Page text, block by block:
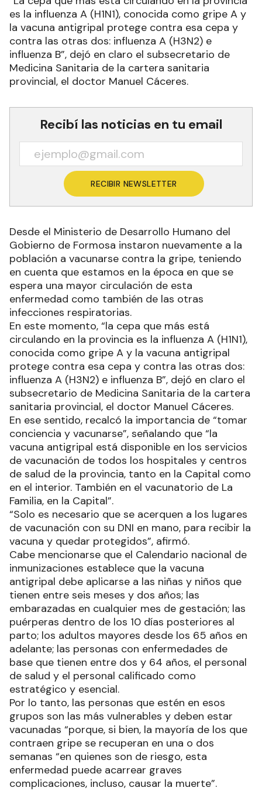
es la influenza A (H1N1), conocida como gripe A y
la vacuna antigripal protege contra esa cepa y
contra las otras dos: influenza A (H3N2) e
influenza B”, dejó en claro el subsecretario de
Medicina Sanitaria de la cartera sanitaria
provincial, el doctor Manuel Cáceres.
Recibí las noticias en tu email
RECIBIR NEWSLETTER
Desde el Ministerio de Desarrollo Humano del
Gobierno de Formosa instaron nuevamente a la
población a vacunarse contra la gripe, teniendo
en cuenta que estamos en la época en que se
espera una mayor circulación de esta
enfermedad como también de las otras
infecciones respiratorias.
En este momento, “la cepa que más está
circulando en la provincia es la influenza A (H1N1),
conocida como gripe A y la vacuna antigripal
protege contra esa cepa y contra las otras dos:
influenza A (H3N2) e influenza B”, dejó en claro el
subsecretario de Medicina Sanitaria de la cartera
sanitaria provincial, el doctor Manuel Cáceres.
En ese sentido, recalcó la importancia de “tomar
conciencia y vacunarse”, señalando que “la
vacuna antigripal está disponible en los servicios
de vacunación de todos los hospitales y centros
de salud de la provincia, tanto en la Capital como
en el interior. También en el vacunatorio de La
Familia, en la Capital”.
“Solo es necesario que se acerquen a los lugares
de vacunación con su DNI en mano, para recibir la
vacuna y quedar protegidos”, afirmó.
Cabe mencionarse que el Calendario nacional de
inmunizaciones establece que la vacuna
antigripal debe aplicarse a las niñas y niños que
tienen entre seis meses y dos años; las
embarazadas en cualquier mes de gestación; las
puérperas dentro de los 10 días posteriores al
parto; los adultos mayores desde los 65 años en
adelante; las personas con enfermedades de
base que tienen entre dos y 64 años, el personal
de salud y el personal calificado como
estratégico y esencial.
Por lo tanto, las personas que estén en esos
grupos son las más vulnerables y deben estar
vacunadas “porque, si bien, la mayoría de los que
contraen gripe se recuperan en una o dos
semanas “en quienes son de riesgo, esta
enfermedad puede acarrear graves
complicaciones, incluso, causar la muerte”.